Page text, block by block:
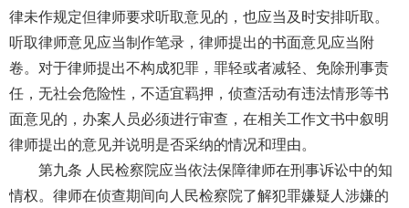
律未作规定但律师要求听取意见的，也应当及时安排听取。
听取律师意见应当制作笔录，律师提出的书面意见应当附
卷。对于律师提出不构成犯罪，罪轻或者减轻、免除刑事责
任，无社会危险性，不适宜羁押，侦查活动有违法情形等书
面意见的，办案人员必须进行审查，在相关工作文书中叙明
律师提出的意见并说明是否采纳的情况和理由。
第九条 人民检察院应当依法保障律师在刑事诉讼中的知
情权。律师在侦查期间向人民检察院了解犯罪嫌疑人涉嫌的